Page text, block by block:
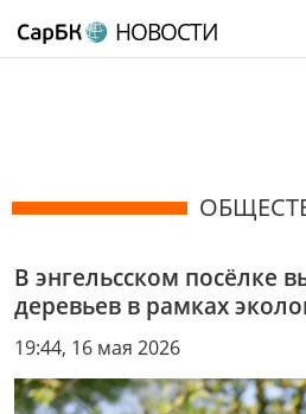
НОВОСТИ
В энгельсском посёлке
деревьев в рамках
19:44, 16 мая 2026